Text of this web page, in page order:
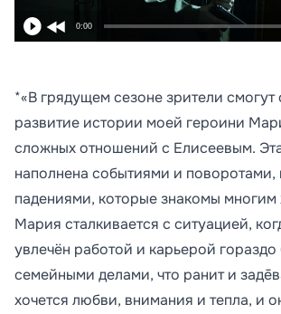
0:00
*«В грядущем сезоне зрители смогут
развитие истории моей героини
сложных отношений с Елисеевым.
наполнена событиями и поворотами,
падениями, которые знакомы
Мария сталкивается с ситуацией,
увлечён работой и карьерой
семейными делами, что ранит и
хочется любви, внимания и тепла, и